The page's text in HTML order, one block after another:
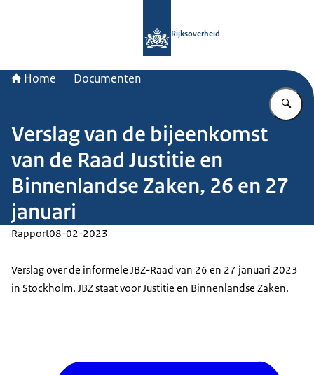
Rijksoverheid
Home Documenten
Verslag van de bijeenkomst
van de Raad Justitie en
Binnenlandse Zaken, 26 en 27
januari
Rapport08-02-2023
Verslag over de informele JBZ-Raad van 26 en 27 januari 2023
in Stockholm. JBZ staat voor Justitie en Binnenlandse Zaken.